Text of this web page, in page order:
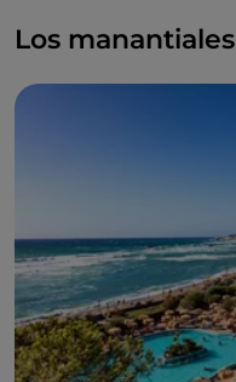
Los manantiales